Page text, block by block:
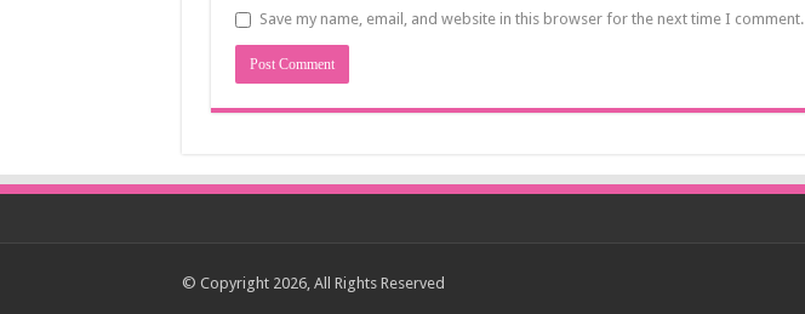
Save my name, email, and website in this browser for the next time I comment.
© Copyright 2026, All Rights Reserved